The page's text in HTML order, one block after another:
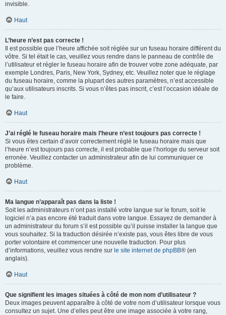
invisible.
Haut
L’heure n’est pas correcte !
Il est possible que l’heure affichée soit réglée sur un fuseau horaire différent du
vôtre. Si tel était le cas, veuillez vous rendre dans le panneau de contrôle de
l’utilisateur et régler le fuseau horaire afin de trouver votre zone adéquate, par
exemple Londres, Paris, New York, Sydney, etc. Veuillez noter que le réglage
du fuseau horaire, comme la plupart des autres paramètres, n’est accessible
qu’aux utilisateurs inscrits. Si vous n’êtes pas inscrit, c’est l’occasion idéale de
le faire.
Haut
J’ai réglé le fuseau horaire mais l’heure n’est toujours pas correcte !
Si vous êtes certain d’avoir correctement réglé le fuseau horaire mais que
l’heure n’est toujours pas correcte, il est probable que l’horloge du serveur soit
erronée. Veuillez contacter un administrateur afin de lui communiquer ce
problème.
Haut
Ma langue n’apparaît pas dans la liste !
Soit les administrateurs n’ont pas installé votre langue sur le forum, soit le
logiciel n’a pas encore été traduit dans votre langue. Essayez de demander à
un administrateur du forum s’il est possible qu’il puisse installer la langue que
vous souhaitez. Si la traduction désirée n’existe pas, vous êtes libre de vous
porter volontaire et commencer une nouvelle traduction. Pour plus
d’informations, veuillez vous rendre sur le site internet de phpBB® (en
anglais).
Haut
Que signifient les images situées à côté de mon nom d’utilisateur ?
Deux images peuvent apparaître à côté de votre nom d’utilisateur lorsque vous
consultez un sujet. Une d’elles peut être une image associée à votre rang,